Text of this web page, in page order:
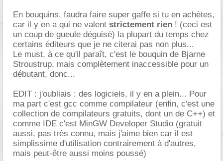
En bouquins, faudra faire super gaffe si tu en achètes,
car il y en a qui ne valent strictement rien ! (ceci est
un coup de gueule déguisé) la plupart du temps chez
certains éditeurs que je ne citerai pas non plus...
Le must, à ce qu'il paraît, c'est le bouquin de Bjarne
Stroustrup, mais complètement inaccessible pour un
débutant, donc...
EDIT : j'oubliais : des logiciels, il y en a plein... Pour
ma part c'est gcc comme compilateur (enfin, c'est une
collection de compilateurs gratuits, dont un de C++) et
comme IDE c'est MinGW Developer Studio (gratuit
aussi, pas très connu, mais j'aime bien car il est
simplissime d'utilisation contrairement à d'autres,
mais peut-être aussi moins poussé)